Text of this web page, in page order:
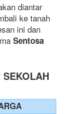
diantar
ke tanah
ini dan
Sentosa